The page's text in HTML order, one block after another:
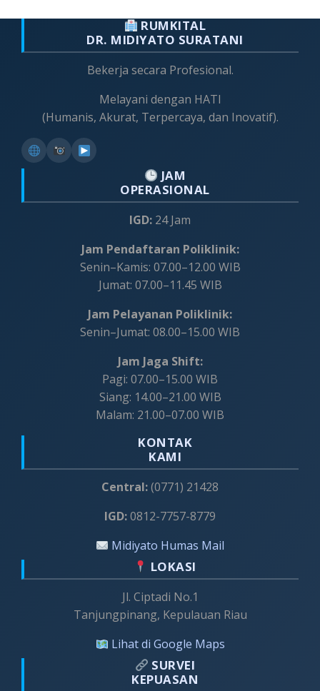
RUMKITAL
DR. MIDIYATO SURATANI
Bekerja secara Profesional.
Melayani dengan HATI
(Humanis, Akurat, Terpercaya, dan Inovatif).
JAM
OPERASIONAL
IGD: 24 Jam
Jam Pendaftaran Poliklinik:
Senin–Kamis: 07.00–12.00 WIB
Jumat: 07.00–11.45 WIB
Jam Pelayanan Poliklinik:
Senin–Jumat: 08.00–15.00 WIB
Jam Jaga Shift:
Pagi: 07.00–15.00 WIB
Siang: 14.00–21.00 WIB
Malam: 21.00–07.00 WIB
KONTAK
KAMI
Central:(0771) 21428
IGD:0812-7757-8779
Midiyato Humas Mail
LOKASI
Jl. Ciptadi No.1
Tanjungpinang, Kepulauan Riau
Lihat di Google Maps
SURVEI
KEPUASAN